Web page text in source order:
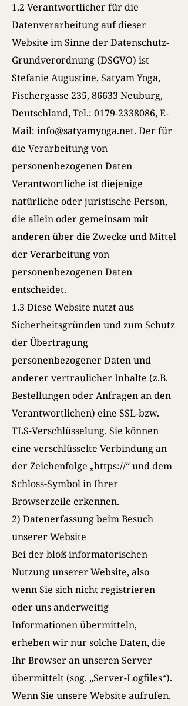
1.2 Verantwortlicher für die
Datenverarbeitung auf dieser
Website im Sinne der Datenschutz-
Grundverordnung (DSGVO) ist
Stefanie Augustine, Satyam Yoga,
Fischergasse 235, 86633 Neuburg,
Deutschland, Tel.: 0179-2338086, E-
Mail: info@satyamyoga.net. Der für
die Verarbeitung von
personenbezogenen Daten
Verantwortliche ist diejenige
natürliche oder juristische Person,
die allein oder gemeinsam mit
anderen über die Zwecke und Mittel
der Verarbeitung von
personenbezogenen Daten
entscheidet.
1.3 Diese Website nutzt aus
Sicherheitsgründen und zum Schutz
der Übertragung
personenbezogener Daten und
anderer vertraulicher Inhalte (z.B.
Bestellungen oder Anfragen an den
Verantwortlichen) eine SSL-bzw.
TLS-Verschlüsselung. Sie können
eine verschlüsselte Verbindung an
der Zeichenfolge „https://“ und dem
Schloss-Symbol in Ihrer
Browserzeile erkennen.
2) Datenerfassung beim Besuch
unserer Website
Bei der bloß informatorischen
Nutzung unserer Website, also
wenn Sie sich nicht registrieren
oder uns anderweitig
Informationen übermitteln,
erheben wir nur solche Daten, die
Ihr Browser an unseren Server
übermittelt (sog. „Server-Logfiles“).
Wenn Sie unsere Website aufrufen,